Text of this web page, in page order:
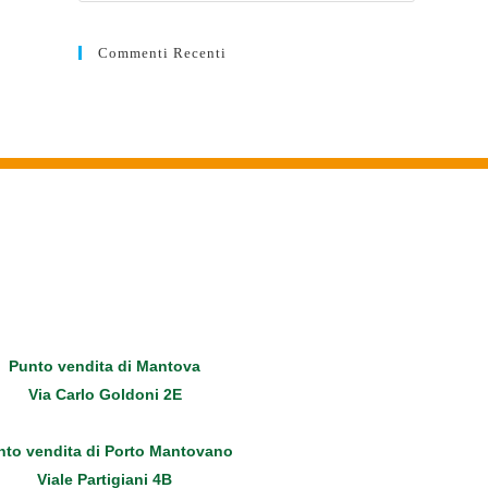
Commenti Recenti
Punto vendita di Mantova
Via Carlo Goldoni 2E
vendita di Porto Mantovano
Viale Partigiani 4B